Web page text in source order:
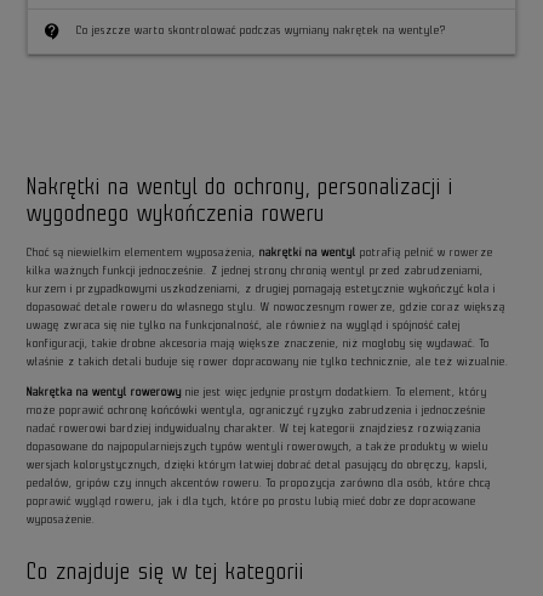
contact_support Co jeszcze warto skontrolować podczas wymiany nakrętek na wentyle?
Nakrętki na wentyl do ochrony, personalizacji i
wygodnego wykończenia roweru
Choć są niewielkim elementem wyposażenia,nakrętki na wentyl potrafią pełnić w rowerze
kilka ważnych funkcji jednocześnie. Z jednej strony chronią wentyl przed zabrudzeniami,
kurzem i przypadkowymi uszkodzeniami, z drugiej pomagają estetycznie wykończyć koła i
dopasować detale roweru do własnego stylu. W nowoczesnym rowerze, gdzie coraz większą
uwagę zwraca się nie tylko na funkcjonalność, ale również na wygląd i spójność całej
konfiguracji, takie drobne akcesoria mają większe znaczenie, niż mogłoby się wydawać. To
właśnie z takich detali buduje się rower dopracowany nie tylko technicznie, ale też wizualnie.
Nakrętka na wentyl rowerowy nie jest więc jedynie prostym dodatkiem. To element, który
może poprawić ochronę końcówki wentyla, ograniczyć ryzyko zabrudzenia i jednocześnie
nadać rowerowi bardziej indywidualny charakter. W tej kategorii znajdziesz rozwiązania
dopasowane do najpopularniejszych typów wentyli rowerowych, a także produkty w wielu
wersjach kolorystycznych, dzięki którym łatwiej dobrać detal pasujący do obręczy, kapsli,
pedałów, gripów czy innych akcentów roweru. To propozycja zarówno dla osób, które chcą
poprawić wygląd roweru, jak i dla tych, które po prostu lubią mieć dobrze dopracowane
wyposażenie.
Co znajduje się w tej kategorii